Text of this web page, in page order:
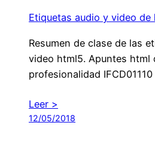
Etiquetas audio y video de
Resumen de clase de las
video html5. Apuntes html
profesionalidad IFCD01110
Leer >
12/05/2018